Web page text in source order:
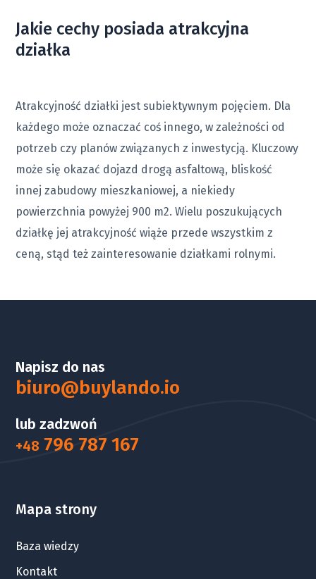
Jakie cechy posiada atrakcyjna
działka
Atrakcyjność działki jest subiektywnym pojęciem. Dla
każdego może oznaczać coś innego, w zależności od
potrzeb czy planów związanych z inwestycją. Kluczowy
może się okazać dojazd drogą asfaltową, bliskość
innej zabudowy mieszkaniowej, a niekiedy
powierzchnia powyżej 900 m2. Wielu poszukujących
działkę jej atrakcyjność wiąże przede wszystkim z
ceną, stąd też zainteresowanie działkami rolnymi.
Napisz do nas
biuro@buylando.io
lub zadzwoń
+48 796 787 167
Mapa strony
Baza wiedzy
Kontakt